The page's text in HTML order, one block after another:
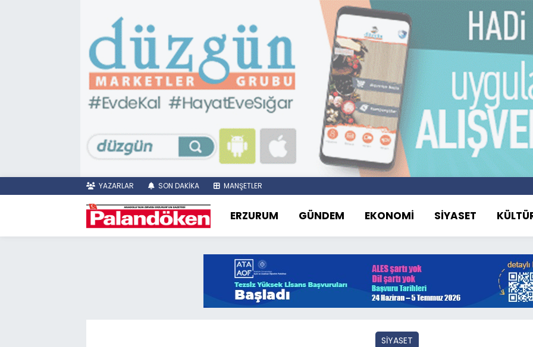
YAZARLAR SON DAKİKA MANŞETLER
ERZURUM GÜNDEM EKONOMİ SİYASET
SİYASET